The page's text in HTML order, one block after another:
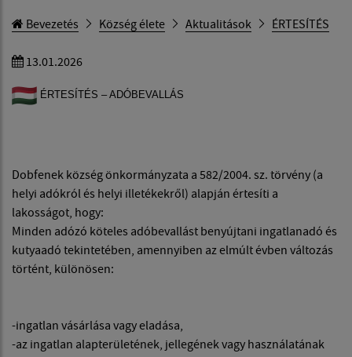
Bevezetés Község élete Aktualitások ÉRTESÍTÉS
13.01.2026
ÉRTESÍTÉS – ADÓBEVALLÁS
Dobfenek község önkormányzata a 582/2004. sz. törvény (a
helyi adókról és helyi illetékekről) alapján értesíti a
lakosságot, hogy:
Minden adózó köteles adóbevallást benyújtani ingatlanadó és
kutyaadó tekintetében, amennyiben az elmúlt évben változás
történt, különösen:
-ingatlan vásárlása vagy eladása,
-az ingatlan alapterületének, jellegének vagy használatának